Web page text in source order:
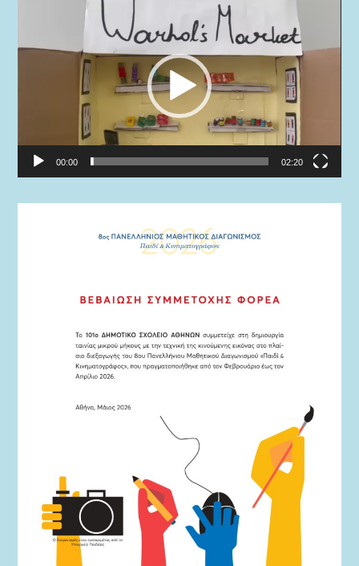
Αναπαραγωγής
Βίντεο
00:00 02:20